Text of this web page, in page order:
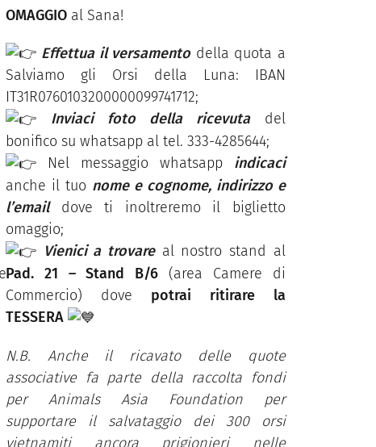
OMAGGIO al Sana!
Effettua il versamentodella quota a
Salviamo gli Orsi della Luna: IBAN
IT31R0760103200000099741712;
Inviaci foto della ricevuta
del
bonifico su whatsapp al tel. 333-4285644;
Nel messaggio whatsapp indicaci
anche il tuo nome e cognome, indirizzo e
l’email
dove ti inoltreremo il biglietto
omaggio;
Vienici a trovare al nostro stand al
Pad. 21 – Stand B/6 (area Camere di
Commercio) dove potrai ritirare la
TESSERA
N.B. Anche il ricavato delle quote
associative fa parte della raccolta fondi
per Animals Asia Foundation per
supportare il salvataggio dei 300 orsi
vietnamiti ancora prigionieri nelle